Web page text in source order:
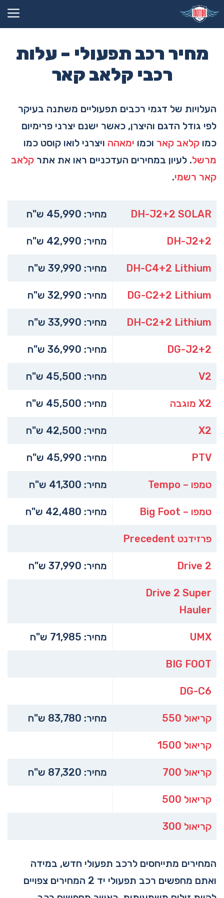
לדלג
לתוכן
מחיר רכב תפעולי – עלות
רכבי קלאב קאר
העלויות של דגמי רכבים תפעוליים משתנה בעיקר
לפי גודל הדגם והיצרן, כאשר ישנם יצרני פרימיום
כמו קלאב קאר וכמו ימאהה ויצרני לואו קוסט כמו
מרשל. לעיון במחירים העדכניים ראו את אתר קלאב
קאר רשמי.
DH-J2+2 SOLAR מחיר: 45,990 ש"ח
DH-J2+2 מחיר: 42,990 ש"ח
DH-C4+2 Lithium מחיר: 39,990 ש"ח
DG-C2+2 Lithium מחיר: 32,990 ש"ח
DH-C2+2 Lithium מחיר: 33,990 ש"ח
DG-J2+2 מחיר: 36,990 ש"ח
V2 מחיר: 45,500 ש"ח
X2 מוגבה מחיר: 45,500 ש"ח
X2 מחיר: 42,500 ש"ח
PTV מחיר: 45,990 ש"ח
טמפו – Tempo מחיר: 41,300 ש"ח
טמפו – Big Foot מחיר: 42,480 ש"ח
פרזידנט Precedent
Drive 2 מחיר: 37,990 ש"ח
Drive 2 Super
Hauler
UMX מחיר: 71,985 ש"ח
BIG FOOT
DG-C6
קריאול 550 מחיר: 83,780 ש"ח
קריאול 1500
קריאול 700 מחיר: 87,320 ש"ח
קריאול 500
קריאול 300
המחירים מתייחסים לרכב תפעולי חדש, במידה
ואתם מחפשים רכב תפעולי יד 2 המחירים צפויים